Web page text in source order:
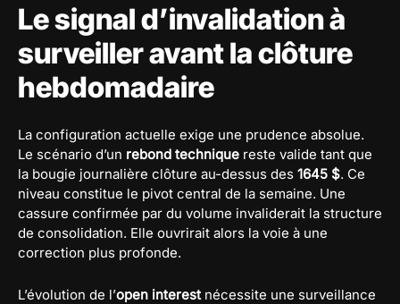
Le signal d’invalidation à
surveiller avant la clôture
hebdomadaire
La configuration actuelle exige une prudence absolue.
Le scénario d’un rebond technique reste valide tant que
la bougie journalière clôture au-dessus des 1645 $. Ce
niveau constitue le pivot central de la semaine. Une
cassure confirmée par du volume invaliderait la structure
de consolidation. Elle ouvrirait alors la voie à une
correction plus profonde.
L’évolution de l’open interestnécessite une surveillance